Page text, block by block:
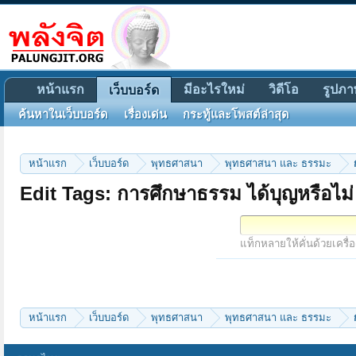
หน้าแรก เว็บบอร์ด พุทธศาสนา พุทธศาสนา และ ธรรมะ
Edit Tags: การศึกษาธรรม ได้บุญหรือไ
แท็กหลายให้คั่นด้วยเครื่
หน้าแรก เว็บบอร์ด พุทธศาสนา พุทธศาสนา และ ธรรมะ
หน้าแรก เว็บบอร์ด
ค้นหาในเว็บบอร์ด เรื่องเด่น กระทู้และโพสต์ล่าสุด
มีอะไรใหม่ วิดีโอ รูปภ